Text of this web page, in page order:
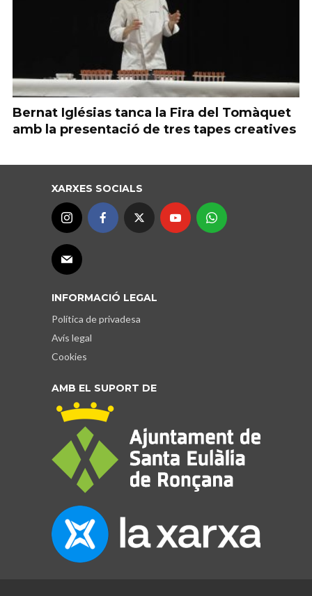
Bernat Iglésias tanca la Fira del Tomàquet
amb la presentació de tres tapes creatives
XARXES SOCIALS
INFORMACIÓ LEGAL
Política de privadesa
Avís legal
Cookies
AMB EL SUPORT DE